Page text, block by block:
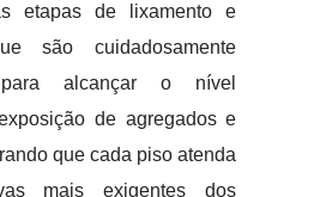
etapas de lixamento e
são cuidadosamente
para alcançar o nível
de agregados e
que cada piso atenda
mais exigentes dos